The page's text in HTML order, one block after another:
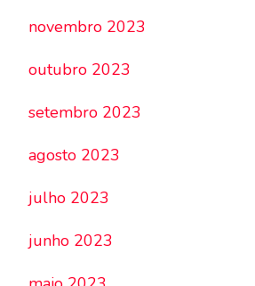
novembro 2023
outubro 2023
setembro 2023
agosto 2023
julho 2023
junho 2023